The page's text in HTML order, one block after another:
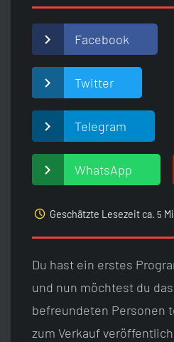
Facebook
Twitter
Telegram
WhatsApp
access_time Geschätzte Lesezeit ca. 5
Du hast ein erstes
und nun möchtest du
befreundeten Personen
zum Verkauf